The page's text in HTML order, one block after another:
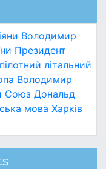
Володимир
Президент
літальний
Володимир
Союз Дональд
мова Харків